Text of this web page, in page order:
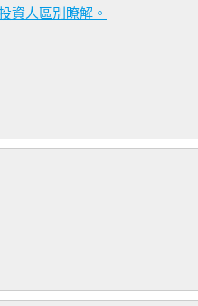
資人區別瞭解。